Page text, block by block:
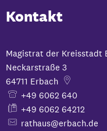
Kontakt
Magistrat der Kreisstadt
Neckarstraße 3
64711 Erbach
+49 6062 640
+49 6062 64212
rathaus@erbach.de